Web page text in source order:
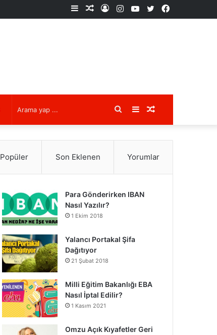
Facebook
X
YouTube
Instagram
Kayıt
Rastgele
Kenar
Rastgele
Makale
Kenar
Bölmesi
Arama
yap
Popüler Son Eklenen Yorumlar
Para Gönderirken IBAN
Nasıl Yazılır?
1 Ekim 2018
Yalancı Portakal Şifa
Dağıtıyor
21 Şubat 2018
Milli Eğitim Bakanlığı EBA
Nasıl İptal Edilir?
1 Kasım 2021
Omzu Açık Kıyafetler Geri